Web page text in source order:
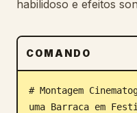
habilidoso e efeitos
COMANDO
# Montagem
uma Barraca em